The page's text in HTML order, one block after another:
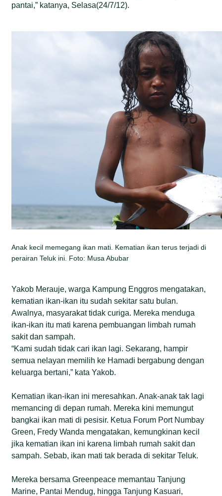
pantai,” katanya, Selasa(24/7/12).
Anak kecil memegang ikan mati. Kematian ikan terus terjadi di
perairan Teluk ini. Foto: Musa Abubar
Yakob Merauje, warga Kampung Enggros mengatakan,
kematian ikan-ikan itu sudah sekitar satu bulan.
Awalnya, masyarakat tidak curiga. Mereka menduga
ikan-ikan itu mati karena pembuangan limbah rumah
sakit dan sampah.
“Kami sudah tidak cari ikan lagi. Sekarang, hampir
semua nelayan memilih ke Hamadi bergabung dengan
keluarga bertani,” kata Yakob.
Kematian ikan-ikan ini meresahkan. Anak-anak tak lagi
memancing di depan rumah. Mereka kini memungut
bangkai ikan mati di pesisir. Ketua Forum Port Numbay
Green, Fredy Wanda mengatakan, kemungkinan kecil
jika kematian ikan ini karena limbah rumah sakit dan
sampah. Sebab, ikan mati tak berada di sekitar Teluk.
Mereka bersama Greenpeace memantau Tanjung
Marine, Pantai Mendug, hingga Tanjung Kasuari,